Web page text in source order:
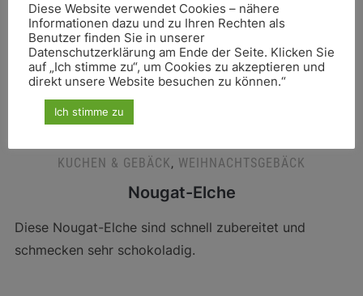
KUCHEN & GEBÄCK, WEIHNACHTSGEBÄCK
Nougat-Elche
Diese Nougat-Elche sind schnell zubereitet und
schmecken sehr schokoladig.
Diese Website verwendet Cookies – nähere
Informationen dazu und zu Ihren Rechten als
Benutzer finden Sie in unserer
Datenschutzerklärung am Ende der Seite. Klicken Sie
auf „Ich stimme zu“, um Cookies zu akzeptieren und
direkt unsere Website besuchen zu können.“
Ich stimme zu